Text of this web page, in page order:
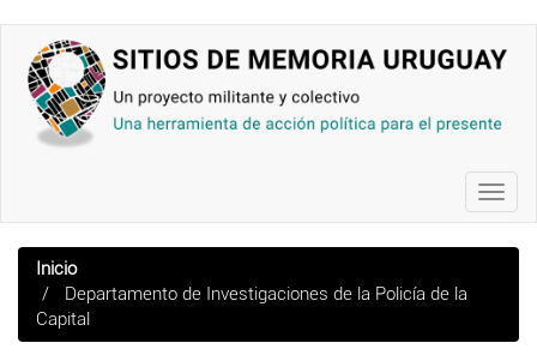
contenido
principal
Inicio
Departamento de Investigaciones de la Policía de la
Capital